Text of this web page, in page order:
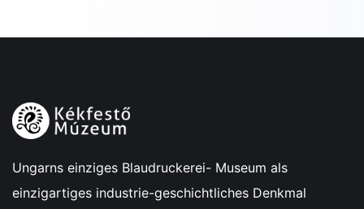
Ungarns einziges Blaudruckerei- Museum als
einzigartiges industrie-geschichtliches Denkmal